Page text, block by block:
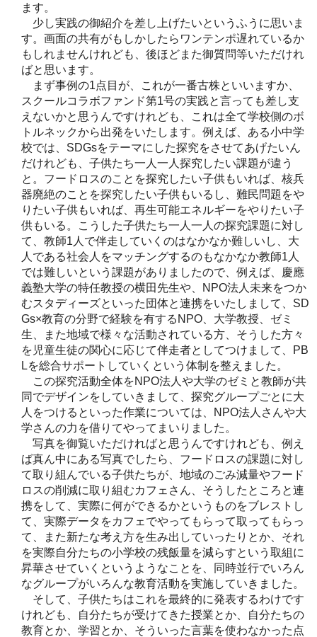
ます。
少し実践の御紹介を差し上げたいというふうに思いま
す。画面の共有がもしかしたらワンテンポ遅れているか
もしれませんけれども、後ほどまた御質問等いただけれ
ばと思います。
まず事例の1点目が、これが一番古株といいますか、
スクールコラボファンド第1号の実践と言っても差し支
えないかと思うんですけれども、これは全て学校側のボ
トルネックから出発をいたします。例えば、ある小中学
校では、SDGsをテーマにした探究をさせてあげたいん
だけれども、子供たち一人一人探究したい課題が違う
と。フードロスのことを探究したい子供もいれば、核兵
器廃絶のことを探究したい子供もいるし、難民問題をや
りたい子供もいれば、再生可能エネルギーをやりたい子
供もいる。こうした子供たち一人一人の探究課題に対し
て、教師1人で伴走していくのはなかなか難しいし、大
人である社会人をマッチングするのもなかなか教師1人
では難しいという課題がありましたので、例えば、慶應
義塾大学の特任教授の横田先生や、NPO法人未来をつか
むスタディーズといった団体と連携をいたしまして、SD
Gs×教育の分野で経験を有するNPO、大学教授、ゼミ
生、また地域で様々な活動されている方、そうした方々
を児童生徒の関心に応じて伴走者としてつけまして、PB
Lを総合サポートしていくという体制を整えました。
この探究活動全体をNPO法人や大学のゼミと教師が共
同でデザインをしていきまして、探究グループごとに大
人をつけるといった作業については、NPO法人さんや大
学さんの力を借りてやってまいりました。
写真を御覧いただければと思うんですけれども、例え
ば真ん中にある写真でしたら、フードロスの課題に対し
て取り組んでいる子供たちが、地域のごみ減量やフード
ロスの削減に取り組むカフェさん、そうしたところと連
携をして、実際に何ができるかというものをブレストし
て、実際データをカフェでやってもらって取ってもらっ
て、また新たな考え方を生み出していったりとか、それ
を実際自分たちの小学校の残飯量を減らすという取組に
昇華させていくというようなことを、同時並行でいろん
なグループがいろんな教育活動を実施していきました。
そして、子供たちはこれを最終的に発表するわけです
けれども、自分たちが受けてきた授業とか、自分たちの
教育とか、学習とか、そういった言葉を使わなかった点